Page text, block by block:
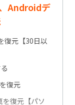
Androidデ
復元【30日以
復元
復元【パソ